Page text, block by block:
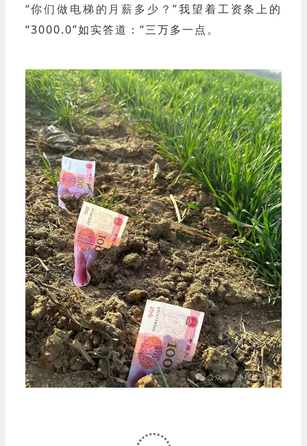
“你们做电梯的月薪多少？”我望着工资条上的
“3000.0”如实答道： “三万多一点。